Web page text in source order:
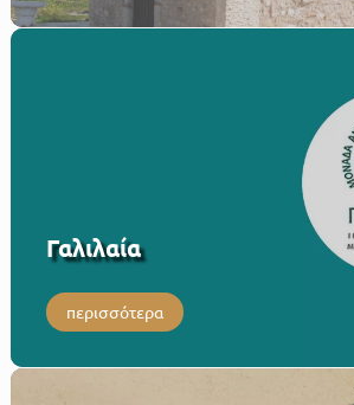
Γαλιλαία
περισσότερα